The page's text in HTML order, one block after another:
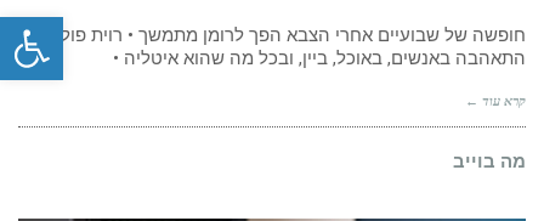
הכירו
את
חלומות
חופשה של שבועיים אחרי הצבא הפך לרומן מתמשך • רוית פולייזה
התאהבה באנשים, באוכל, ביין, ובכל מה שהוא איטליה •
קרא עוד ←
מה בוייב
פתח